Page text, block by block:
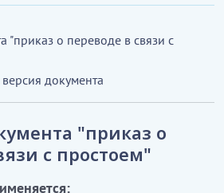
"приказ о переводе в связи с
документа
"приказ о
с простоем"